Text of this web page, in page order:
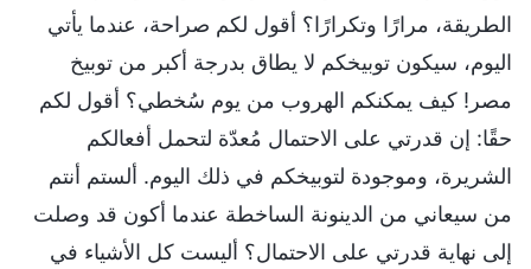
الطريقة، مرارًا وتكرارًا؟ أقول لكم صراحة، عندما يأتي
اليوم، سيكون توبيخكم لا يطاق بدرجة أكبر من توبيخ
مصر! كيف يمكنكم الهروب من يوم سُخطي؟ أقول لكم
حقًا: إن قدرتي على الاحتمال مُعدّة لتحمل أفعالكم
الشريرة، وموجودة لتوبيخكم في ذلك اليوم. ألستم أنتم
من سيعاني من الدينونة الساخطة عندما أكون قد وصلت
إلى نهاية قدرتي على الاحتمال؟ أليست كل الأشياء في